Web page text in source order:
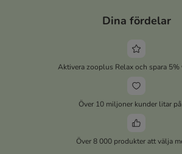
Dina fördelar
Aktivera zooplus Relax och spara 5%
Över 10 miljoner kunder litar
Över 8 000 produkter att välja